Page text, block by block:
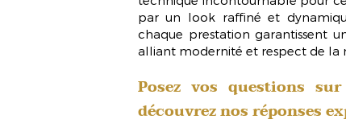
par un look raffiné et
chaque prestation garantissent
alliant modernité et respect de la
Posez vos questions
découvrez nos réponses